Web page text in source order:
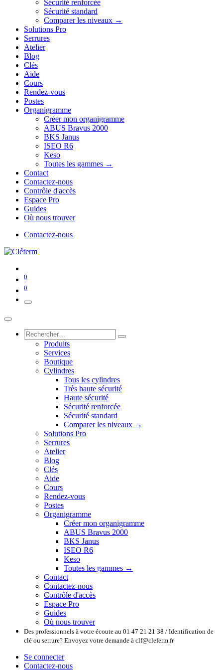
Sécurité renforcée
Sécurité standard
Comparer les niveaux →
Solutions Pro
Serrures
Atelier
Blog
Clés
Aide
Cours
Rendez-vous
Postes
Organigramme
Créer mon organigramme
ABUS Bravus 2000
BKS Janus
ISEO R6
Keso
Toutes les gammes →
Contact
Contactez-nous
Contrôle d'accès
Espace Pro
Guides
Où nous trouver
Contactez-nous
0
0
Produits
Services
Boutique
Cylindres
Tous les cylindres
Très haute sécurité
Haute sécurité
Sécurité renforcée
Sécurité standard
Comparer les niveaux →
Solutions Pro
Serrures
Atelier
Blog
Clés
Aide
Cours
Rendez-vous
Postes
Organigramme
Créer mon organigramme
ABUS Bravus 2000
BKS Janus
ISEO R6
Keso
Toutes les gammes →
Contact
Contactez-nous
Contrôle d'accès
Espace Pro
Guides
Où nous trouver
Des professionnels à votre écoute au 01 47 21 21 38 / Identification de
clé ou serrure? Envoyez votre demande à clf@cleferm.fr
Se connecter
Contactez-nous